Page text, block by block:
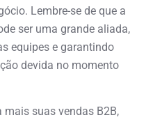
Lembre-se de que a
ser uma grande aliada,
equipes e garantindo
devida no momento
mais suas vendas B2B,